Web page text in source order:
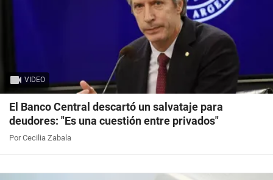
VIDEO
El Banco Central descartó un salvataje para
deudores: "Es una cuestión entre privados"
Por Cecilia Zabala